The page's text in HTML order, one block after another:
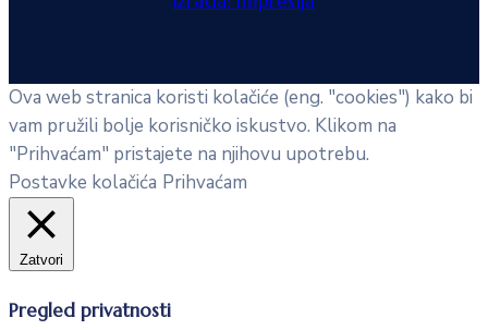
Ova web stranica koristi kolačiće (eng. "cookies") kako bi
vam pružili bolje korisničko iskustvo. Klikom na
"Prihvaćam" pristajete na njihovu upotrebu.
Postavke kolačića Prihvaćam
Zatvori
Pregled privatnosti